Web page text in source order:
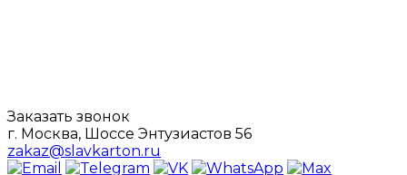
Заказать звонок
г. Москва, Шоссе Энтузиастов 56
zakaz@slavkarton.ru